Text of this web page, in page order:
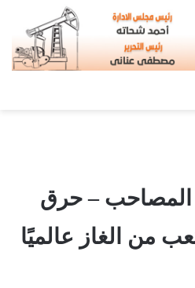
المصاحب – حرق
من الغاز عالميًا